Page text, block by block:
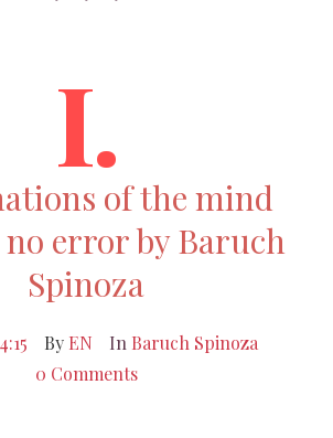
I.
of the mind
error by Baruch
Spinoza
By EN In Baruch Spinoza
0 Comments